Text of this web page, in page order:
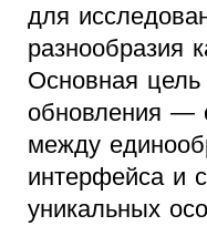
для
разнообразия
Основная цель
обновления —
между
интерфейса и
уникальных